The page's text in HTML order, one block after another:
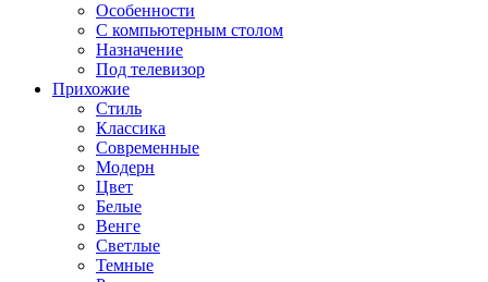
Особенности
С компьютерным столом
Назначение
Под телевизор
Прихожие
Стиль
Классика
Современные
Модерн
Цвет
Белые
Венге
Светлые
Темные